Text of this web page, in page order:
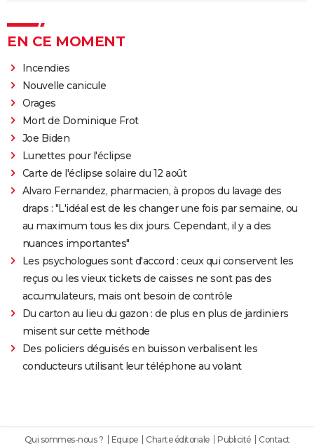
EN CE MOMENT
Incendies
Nouvelle canicule
Orages
Mort de Dominique Frot
Joe Biden
Lunettes pour l'éclipse
Carte de l'éclipse solaire du 12 août
Alvaro Fernandez, pharmacien, à propos du lavage des
draps : "L'idéal est de les changer une fois par semaine, ou
au maximum tous les dix jours. Cependant, il y a des
nuances importantes"
Les psychologues sont d'accord : ceux qui conservent les
reçus ou les vieux tickets de caisses ne sont pas des
accumulateurs, mais ont besoin de contrôle
Du carton au lieu du gazon : de plus en plus de jardiniers
misent sur cette méthode
Des policiers déguisés en buisson verbalisent les
conducteurs utilisant leur téléphone au volant
Qui sommes-nous ? Equipe Charte éditoriale Publicité Contact